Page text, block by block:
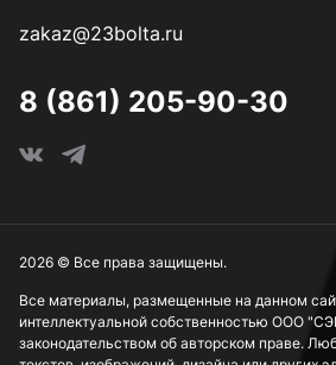
zakaz@23bolta.ru
8 (861) 205-90-30
Все материалы, размещенные на данном
интеллектуальной собственностью ООО
законодательством об авторском праве.
2026 © Все права защищены.